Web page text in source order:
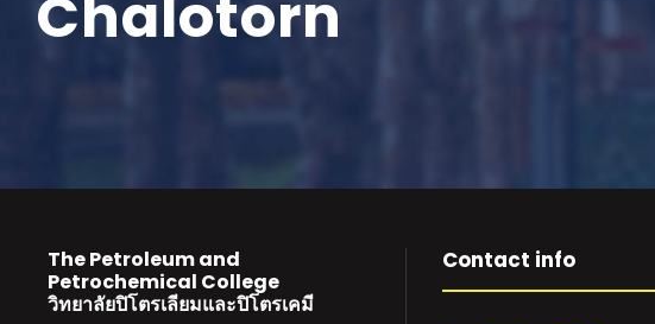
Chalotorn
The Petroleum and
Petrochemical College
วิทยาลัยปิโตรเลียมและปิโตรเคมี
Contact info